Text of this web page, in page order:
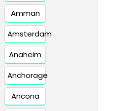
Amman
Amsterdam
Anaheim
Anchorage
Ancona